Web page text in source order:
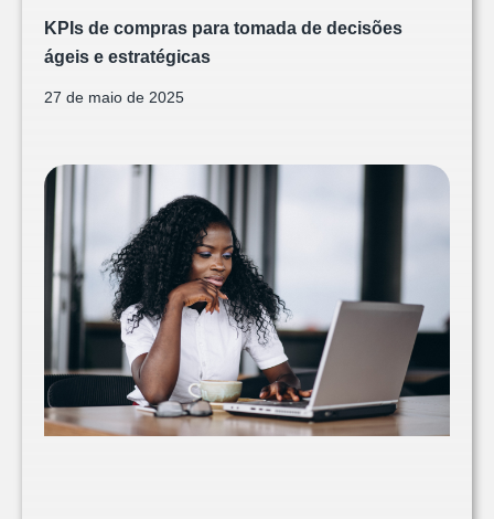
KPIs de compras para tomada de decisões
ágeis e estratégicas
27 de maio de 2025